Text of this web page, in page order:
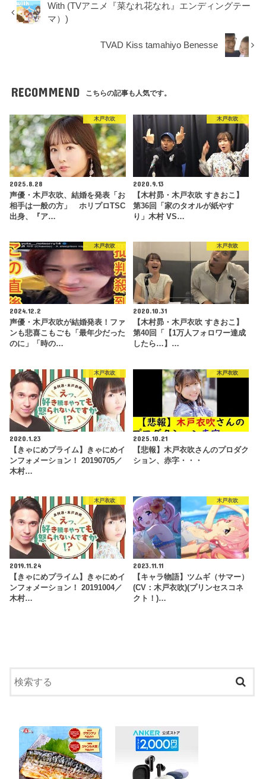
With (TVアニメ『菜なれ花なれ』エンディングテー
マ）)
TVAD Kiss tamahiyo Benesse
RECOMMEND こちらの記事も人気です。
木戸衣吹
2025.8.28
声優・木戸衣吹、結婚を発表「お
相手は一般の方」 ホリプロTSC
出身、『ア…
木戸衣吹
2020.9.13
【木村昴・木戸衣吹 すきおこ】
第36回「家のタオルが紙やす
り」木村 VS…
木戸衣吹
2024.12.2
声優・木戸衣吹が結婚発表！ファ
ンも悲喜こもごも「最年少だった
のに」「時の…
木戸衣吹
2020.10.31
【木村昴・木戸衣吹 すきおこ】
第40回「【1万人フォロワー達成
したら…】…
木戸衣吹
2020.1.23
【きゃにめプライム】きゃにめイ
ンフォメーション！ 20190705／
木村…
木戸衣吹
2025.10.21
【悲報】木戸衣吹さんのプロダク
ション、赤字・・・
木戸衣吹
2019.11.24
【きゃにめプライム】きゃにめイ
ンフォメーション！ 20191004／
木村…
木戸衣吹
2023.11.11
【キャラ物語】ツムギ（サマー）
(CV：木戸衣吹)(プリンセスコネ
クト！)…